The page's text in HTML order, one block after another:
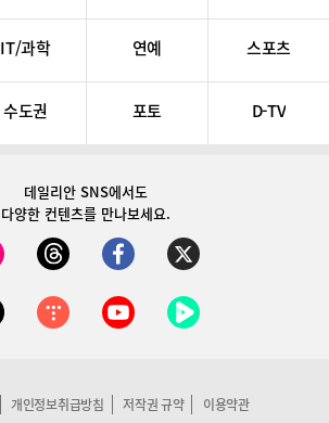
IT/과학 연예 스포츠
수도권 포토 D-TV
데일리안 SNS에서도
다양한 컨텐츠를 만나보세요.
개인정보취급방침 저작권 규약 이용약관